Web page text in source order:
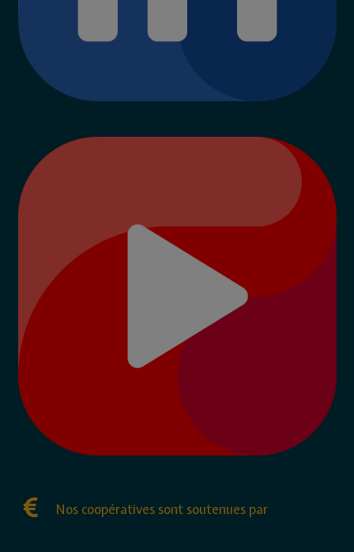
Nos coopératives sont soutenues par